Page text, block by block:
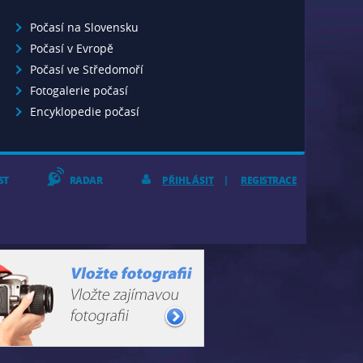
ostrovy i
deštivých dnů. Od
měsíce. Jsou to
ale postupně
Počasí na Slovensku
Počasí v Evropě
Počasí ve Středomoří
Fotogalerie počasí
Encyklopedie počasí
RADAR REGISTRACE
PŘIHLÁSIT